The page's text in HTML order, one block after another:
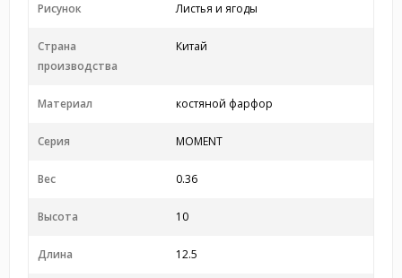
Рисунок Листья и ягоды
Страна
производства
Китай
Материал костяной фарфор
Серия MOMENT
Вес 0.36
Высота 10
Длина 12.5